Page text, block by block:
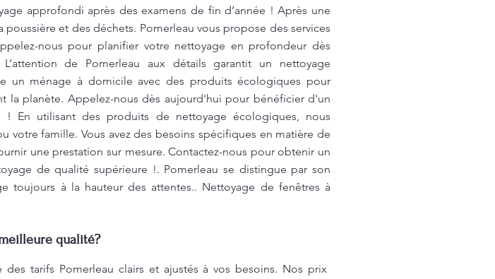
approfondi après des examens de fin d’année ! Après une
et des déchets. Pomerleau vous propose des services
nous pour planifier votre nettoyage en profondeur dès
de Pomerleau aux détails garantit un nettoyage
un ménage à domicile avec des produits écologiques pour
la planète. Appelez-nous dès aujourd'hui pour bénéficier d'un
! En utilisant des produits de nettoyage écologiques, nous
votre famille. Vous avez des besoins spécifiques en matière de
une prestation sur mesure. Contactez-nous pour obtenir un
de qualité supérieure !. Pomerleau se distingue par son
toujours à la hauteur des attentes.. Nettoyage de fenêtres à
qualité?
tarifs Pomerleau clairs et ajustés à vos besoins. Nos prix